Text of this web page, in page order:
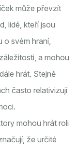
může převzít
lidé, kteří jsou
o svém hraní,
a mohou
hrát. Stejně
často relativizují
mohou hrát roli
že určité